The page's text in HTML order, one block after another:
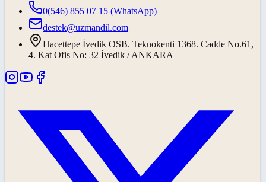
0(546) 855 07 15 (WhatsApp)
destek@uzmandil.com
Hacettepe İvedik OSB. Teknokenti 1368. Cadde No.61,
4. Kat Ofis No: 32 İvedik / ANKARA